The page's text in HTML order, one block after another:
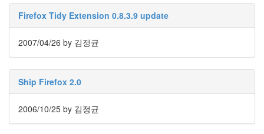
Firefox Tidy Extension 0.8.3.9 update
2007/04/26 by 김정균
Ship Firefox 2.0
2006/10/25 by 김정균
Cloud
녕
스